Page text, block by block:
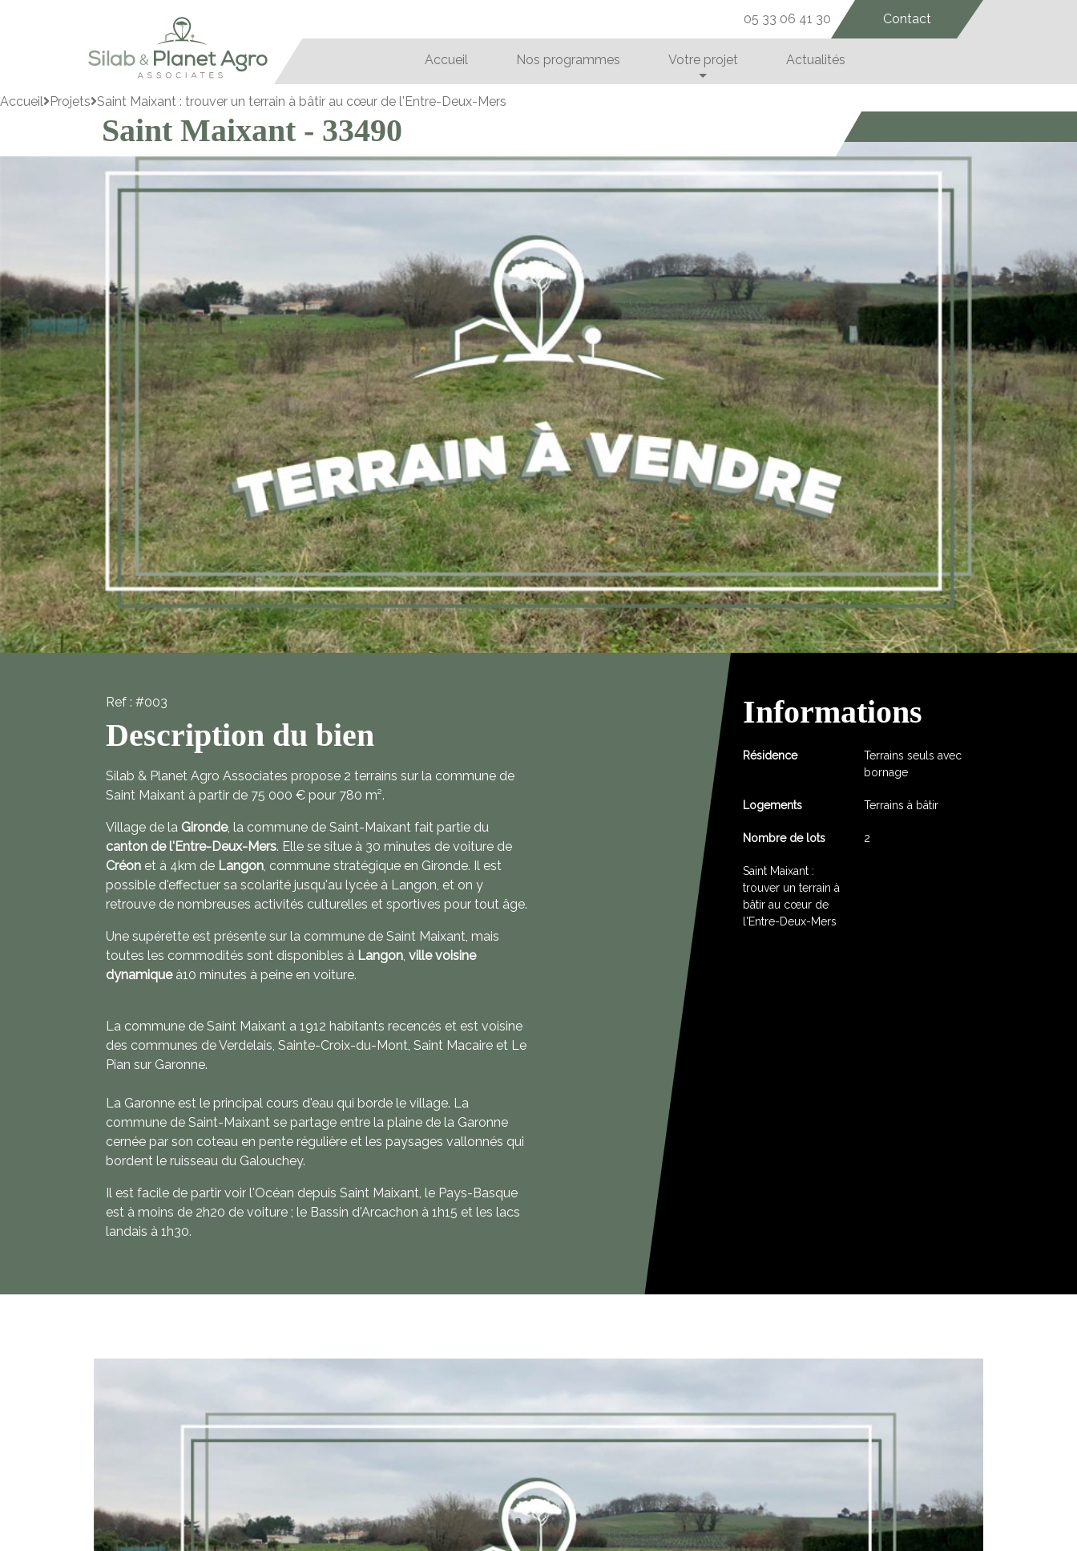
05 33 06 41 30 Contact
Accueil Nos programmes Votre projet Actualités
Accueil Projets Saint Maixant : trouver un terrain à bâtir au cœur de l'Entre-Deux-Mers
Saint Maixant - 33490
Ref : #003
Description du bien
Silab & Planet Agro Associates propose 2 terrains sur la commune de
Saint Maixant à partir de 75 000 € pour 780 m².
Village de la Gironde, la commune de Saint-Maixant fait partie du
canton de l'Entre-Deux-Mers. Elle se situe à 30 minutes de voiture de
Créon et à 4km de Langon, commune stratégique en Gironde. Il est
possible d'effectuer sa scolarité jusqu'au lycée à Langon, et on y
retrouve de nombreuses activités culturelles et sportives pour tout âge.
Une supérette est présente sur la commune de Saint Maixant, mais
toutes les commodités sont disponibles à Langon, ville voisine
dynamiqueà10 minutes à peine en voiture.
La commune de Saint Maixant a 1912 habitants recencés et est voisine
des communes de Verdelais, Sainte-Croix-du-Mont, Saint Macaire et Le
Pian sur Garonne.
La Garonne est le principal cours d'eau qui borde le village. La
commune de Saint-Maixant se partage entre la plaine de la Garonne
cernée par son coteau en pente régulière et les paysages vallonnés qui
bordent le ruisseau du Galouchey.
Il est facile de partir voir l'Océan depuis Saint Maixant, le Pays-Basque
est à moins de 2h20 de voiture ; le Bassin d'Arcachon à 1h15 et les lacs
landais à 1h30.
Informations
Résidence
Terrains seuls avec
bornage
Logements Terrains à bâtir
Nombre de lots 2
Saint Maixant :
trouver un terrain à
bâtir au cœur de
l'Entre-Deux-Mers